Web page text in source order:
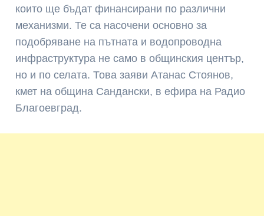
които ще бъдат финансирани по различни
механизми. Те са насочени основно за
подобряване на пътната и водопроводна
инфраструктура не само в общинския център,
но и по селата. Това заяви Атанас Стоянов,
кмет на община Сандански, в ефира на Радио
Благоевград.